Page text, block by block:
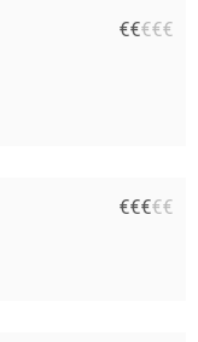
€€€€€
€€€€€